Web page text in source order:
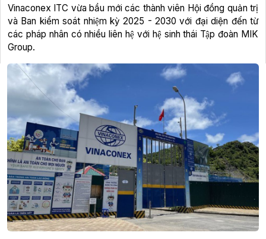
Vinaconex ITC vừa bầu mới các thành viên Hội đồng quản trị
và Ban kiểm soát nhiệm kỳ 2025 - 2030 với đại diện đến từ
các pháp nhân có nhiều liên hệ với hệ sinh thái Tập đoàn MIK
Group.